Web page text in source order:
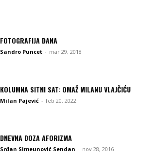
FOTOGRAFIJA DANA
Sandro Puncet - mar 29, 2018
KOLUMNA SITNI SAT: OMAŽ MILANU VLAJČIĆU
Milan Pajević - feb 20, 2022
DNEVNA DOZA AFORIZMA
Srđan Simeunović Sendan - nov 28, 2016